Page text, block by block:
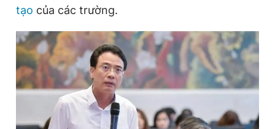
Tổng biên tập: Nguyễn Ngọc Toàn
Phó tổng biên tập: Lâm Hiếu Dũng
Phó tổng biên tập: Trần Việt Hưng
Tổng thư ký tòa soạn: Đức Trung
Giấy phép xuất bản số 110/GP - BTTTT cấp ngày 24.3.2020
© 2003-2026 Bản quyền thuộc về Báo Thanh Niên. Cấm sao
chép dưới mọi hình thức nếu không có sự chấp thuận bằng văn
bản. Phát triển bởi ePi Technologies, JSC.
tạo của các trường.